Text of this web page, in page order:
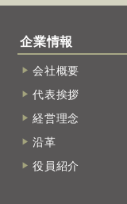
企業情報
会社概要
代表挨拶
経営理念
沿革
役員紹介